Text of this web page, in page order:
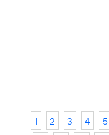
1 2 3 4 5